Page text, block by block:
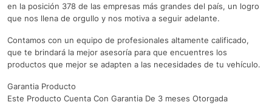
en la posición 378 de las empresas más grandes del país, un logro
que nos llena de orgullo y nos motiva a seguir adelante.
Contamos con un equipo de profesionales altamente calificado,
que te brindará la mejor asesoría para que encuentres los
productos que mejor se adapten a las necesidades de tu vehículo.
Garantia Producto
Este Producto Cuenta Con Garantia De 3 meses Otorgada